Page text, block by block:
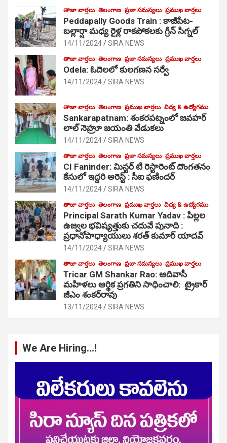
తాజా వార్తలు తెలంగాణ ప్రజా సమస్యలు ప్రముఖ వార్తలు
Peddapally Goods Train : కాజీపేట-
బల్లార్షా మధ్య రైళ్ల రాకపోకలకు గ్రీన్ సిగ్నల్
14/11/2024 SIRA NEWS
తాజా వార్తలు తెలంగాణ ప్రజా సమస్యలు ప్రముఖ వార్తలు
Odela: ఓదెలలో కులగణన సర్వే
14/11/2024 SIRA NEWS
తాజా వార్తలు తెలంగాణ ప్రముఖ వార్తలు విద్య & ఉద్యోగము
Sankarapatnam: శంకరపట్నంలో జవహర్
లాల్ నెహ్రూ జయంతి వేడుకలు
14/11/2024 SIRA NEWS
తాజా వార్తలు తెలంగాణ ప్రజా సమస్యలు ప్రముఖ వార్తలు
CI Faninder: మిస్టర్ టి రెస్టారెంట్ దొంగతనం
కేసులో ఇద్దరి అరెస్ట్ : సీఐ ఫణిందర్
14/11/2024 SIRA NEWS
తాజా వార్తలు తెలంగాణ ప్రముఖ వార్తలు విద్య & ఉద్యోగము
Principal Sarath Kumar Yadav : పిల్లల
ఉజ్వల భవిష్యత్తుకు చదువే పునాది :
ప్రధానోపాధ్యాయులు శరత్ కుమార్ యాదవ్
14/11/2024 SIRA NEWS
తాజా వార్తలు తెలంగాణ ప్రజా సమస్యలు ప్రముఖ వార్తలు
Tricar GM Shankar Rao: ఆదివాసీ
మహిళలు ఆర్థిక ప్రగతిని సాధించాలి: ట్రైకార్
జీఎం శంకర్‌రావు
13/11/2024 SIRA NEWS
We Are Hiring…!